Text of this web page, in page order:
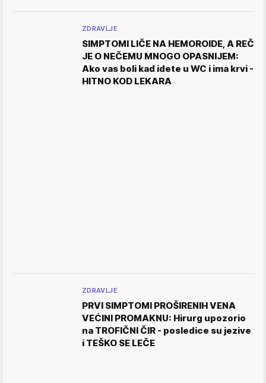
ZDRAVLJE
SIMPTOMI LIČE NA HEMOROIDE, A REČ
JE O NEČEMU MNOGO OPASNIJEM:
Ako vas boli kad idete u WC i ima krvi -
HITNO KOD LEKARA
ZDRAVLJE
PRVI SIMPTOMI PROŠIRENIH VENA
VEĆINI PROMAKNU: Hirurg upozorio
na TROFIČNI ČIR - posledice su jezive
i TEŠKO SE LEČE